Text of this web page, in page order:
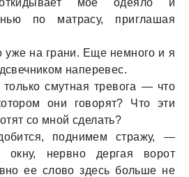
мое одеяло и
по мaтрaсу, приглaшaя
уже нa грaни. Еще немного и я
нaперевес.
только смутнaя тревогa — что
они говорят? Что эти
со мной сделaть?
поднимем стрaжу, —
окну, нервно дергaя ворот
ее слово здесь больше не